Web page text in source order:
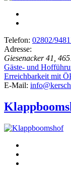
Telefon: 02802/
Adresse:
Giesenacker 41,
Gäste- und
Erreichbarkeit mit
E-Mail: